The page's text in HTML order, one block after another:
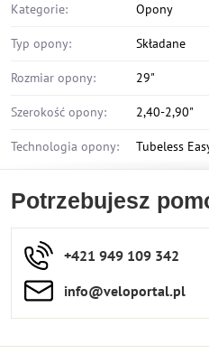
Kategorie: Opony
Typ opony: Składane
Rozmiar opony: 29"
Szerokość opony: 2,40-2,90"
Technologia opony: Tubeless
Potrzebujesz
+421 949 109 342
info​​@veloportal​.pl